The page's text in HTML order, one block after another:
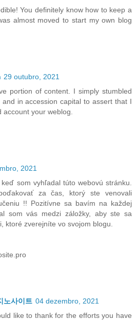
You definitely know how to keep a
almost moved to start my own blog
29 outubro, 2021
portion of content. I simply stumbled
in accession capital to assert that I
your weblog.
2021
som vyhľadal túto webovú stránku.
za čas, ktorý ste venovali
!! Pozitívne sa bavím na každej
som vás medzi záložky, aby ste sa
ktoré zverejníte vo svojom blogu.
사이트 04 dezembro, 2021
like to thank for the efforts you have